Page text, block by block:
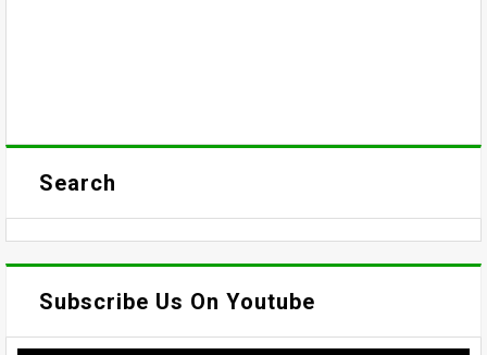
Search
Subscribe Us On Youtube